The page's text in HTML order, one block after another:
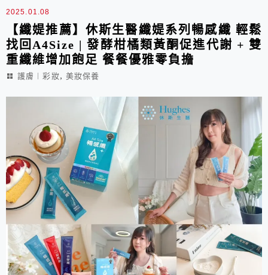
2025.01.08
【纖媞推薦】休斯生醫纖媞系列暢感纖 輕鬆
找回A4Size | 發酵柑橘類黃酮促進代謝 + 雙
重纖維增加飽足 餐餐優雅零負擔
護膚︱彩妝, 美妝保養